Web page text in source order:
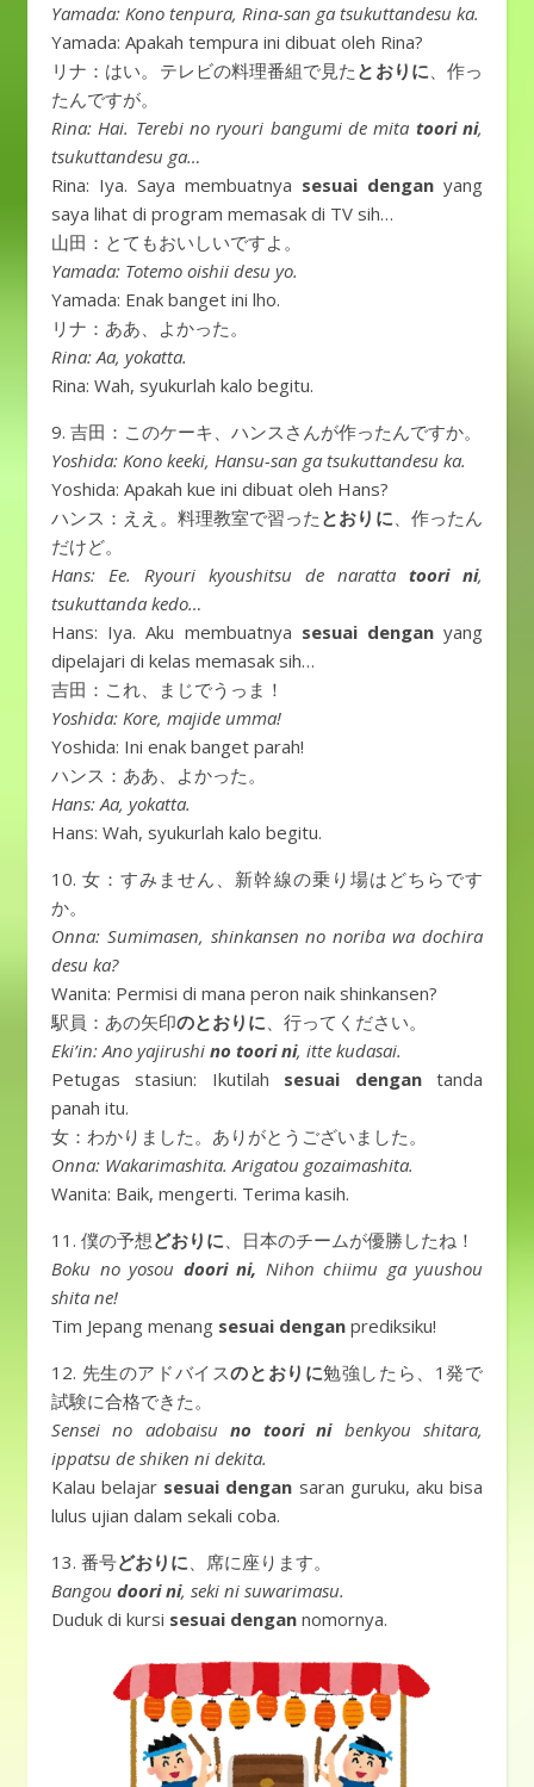
Yamada: Kono tenpura, Rina-san ga tsukuttandesu ka.
Yamada: Apakah tempura ini dibuat oleh Rina?
リナ：はい。テレビの料理番組で見た とおりに、作っ
たんですが。
Rina: Hai. Terebi no ryouri bangumi de mita toori ni,
tsukuttandesu ga…
Rina: Iya. Saya membuatnya sesuai dengan yang
saya lihat di program memasak di TV sih…
山田：とてもおいしいですよ。
Yamada: Totemo oishii desu yo.
Yamada: Enak banget ini lho.
リナ：ああ、よかった。
Rina: Aa, yokatta.
Rina: Wah, syukurlah kalo begitu.
9. 吉田：このケーキ、ハンスさんが作ったんですか。
Yoshida: Kono keeki, Hansu-san ga tsukuttandesu ka.
Yoshida: Apakah kue ini dibuat oleh Hans?
ハンス：ええ。料理教室で習った とおりに、作ったん
だけど。
Hans: Ee. Ryouri kyoushitsu de naratta toori ni,
tsukuttanda kedo…
Hans: Iya. Aku membuatnya sesuai denganyang
dipelajari di kelas memasak sih…
吉田：これ、まじでうっま！
Yoshida: Kore, majide umma!
Yoshida: Ini enak banget parah!
ハンス：ああ、よかった。
Hans: Aa, yokatta.
Hans: Wah, syukurlah kalo begitu.
10. 女：すみません、新幹線の乗り場はどちらです
か。
Onna: Sumimasen, shinkansen no noriba wa dochira
desu ka?
Wanita: Permisi di mana peron naik shinkansen?
駅員：あの矢印のとおりに、行ってください。
Eki’in: Ano yajirushi no toori ni, itte kudasai.
Petugas stasiun: Ikutilah sesuai dengantanda
panah itu.
女：わかりました。ありがとうございました。
Onna: Wakarimashita. Arigatou gozaimashita.
Wanita: Baik, mengerti. Terima kasih.
11. 僕の予想どおりに、日本のチームが優勝したね！
Boku no yosou doori ni, Nihon chiimu ga yuushou
shita ne!
Tim Jepang menang sesuai dengan prediksiku!
12. 先生のアドバイスのとおりに勉強したら、1発で
試験に合格できた。
Sensei no adobaisu no toori nibenkyou shitara,
ippatsu de shiken ni dekita.
Kalau belajar sesuai dengan saran guruku, aku bisa
lulus ujian dalam sekali coba.
13. 番号どおりに、席に座ります。
Bangou doori ni, seki ni suwarimasu.
Duduk di kursi sesuai dengan nomornya.